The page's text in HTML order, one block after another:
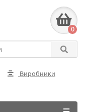
0
Виробники